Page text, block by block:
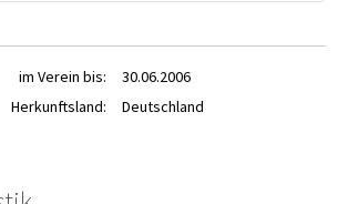
im Verein bis:
30.06.2006
Herkunftsland:
Deutschland